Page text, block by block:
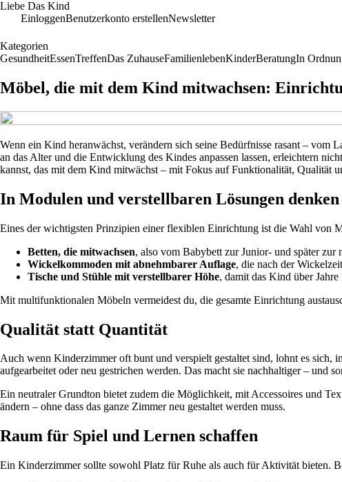
Liebe Das Kind
EinloggenBenutzerkonto erstellenNewsletter
Kategorien
GesundheitEssenTreffenDas ZuhauseFamilienlebenKinderBeratungIn
Möbel, die mit dem Kind mitwachsen:
Wenn ein Kind heranwächst, verändern sich seine Bedürfnisse rasant –
an das Alter und die Entwicklung des Kindes anpassen lassen, erleichtern
kannst, das mit dem Kind mitwächst – mit Fokus auf Funktionalität, Qualität
In Modulen und verstellbaren Lösungen denken
Eines der wichtigsten Prinzipien einer flexiblen Einrichtung ist die Wahl von
Betten, die mitwachsen, also vom Babybett zur Junior- und später
Wickelkommoden mit abnehmbarer Auflage, die nach der
Tische und Stühle mit verstellbarer Höhe, damit das Kind über
Mit multifunktionalen Möbeln vermeidest du, die gesamte Einrichtung
Qualität statt Quantität
Auch wenn Kinderzimmer oft bunt und verspielt gestaltet sind, lohnt es sich,
aufgearbeitet oder neu gestrichen werden. Das macht sie nachhaltiger – und
Ein neutraler Grundton bietet zudem die Möglichkeit, mit Accessoires und
ändern – ohne dass das ganze Zimmer neu gestaltet werden muss.
Raum für Spiel und Lernen schaffen
Ein Kinderzimmer sollte sowohl Platz für Ruhe als auch für Aktivität bieten.